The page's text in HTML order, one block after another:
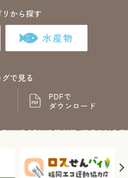
から探す
水産物
で見る
PDFで
ダウンロード